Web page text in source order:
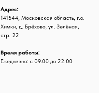
Адрес:
141544, Московская область, г.o.
Химки, д. Брёхово, ул. Зелёная,
стр. 22
Время работы:
Ежедневно: с 09.00 до 22.00